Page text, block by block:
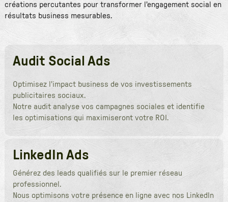
créations percutantes pour transformer l'engagement social en
résultats business mesurables.
Audit Social Ads
Optimisez l'impact business de vos investissements
publicitaires sociaux.
Notre audit analyse vos campagnes sociales et identifie
les optimisations qui maximiseront votre ROI.
LinkedIn Ads
Générez des leads qualifiés sur le premier réseau
professionnel.
Nous optimisons votre présence en ligne avec nos LinkedIn